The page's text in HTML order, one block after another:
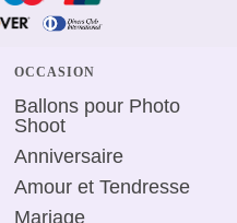
OCCASION
Ballons pour Photo
Shoot
Anniversaire
Amour et Tendresse
Mariage